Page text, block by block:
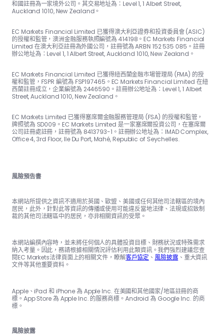
和國註冊為一家境外公司。其交易地址為：Level 1, 1 Albert Street,
Auckland 1010, New Zealand。
EC Markets Financial Limited 已獲得澳大利亞證券和投資委員會 (ASIC)
的授權和監管，澳洲金融服務執照編號為 414198。EC Markets Financial
Limited 在澳大利亞註冊為外國公司，註冊號為 ARBN 152 535 085。註冊
辦公地址為：Level 1, 1 Albert Street, Auckland 1010, New Zealand。
EC Markets Financial Limited 已獲得紐西蘭金融市場管理局 (FMA) 的授
權和監管，FSPR 編號為 FSP197465。EC Markets Financial Limited 在紐
西蘭註冊成立，企業編號為 2446590。註冊辦公地址為：Level 1, 1 Albert
Street, Auckland 1010, New Zealand。
EC Markets Limited 已獲得塞席爾金融服務管理局 (FSA) 的授權和監管，
牌照號為 SD009。EC Markets Limited 是一家塞席爾投資公司，在塞席爾
公司註冊處註冊，註冊號為 8413793-1。註冊辦公地址為：IMAD Complex,
Office 4, 3rd Floor, Ile Du Port, Mahé, Republic of Seychelles.
風險預告書
本網站所提供之資訊不適用於英國、歐盟、美國或任何其他司法轄區的境內
居民，此外，針對此等資訊的傳播或使用可能違反當地法律、法規或招致制
裁的其他司法轄區中的居民，亦非相關資訊的受眾。
本網站編撰內容時，並未將任何個人的具體投資目標、財務狀況或特殊需求
納入考量。因此，務請根據相關情況評估利用此類資訊。我們強烈建議您查
閱EC Markets法律頁面上的相關文件，瞭解客戶協定 、風險披露、重大資訊
文件等其他重要資料。
Apple、iPad 和 iPhone 為 Apple Inc. 在美國和其他國家/地區註冊的商
標。App Store 為 Apple Inc. 的服務商標。Android 為 Google Inc. 的商
標。
風險披露